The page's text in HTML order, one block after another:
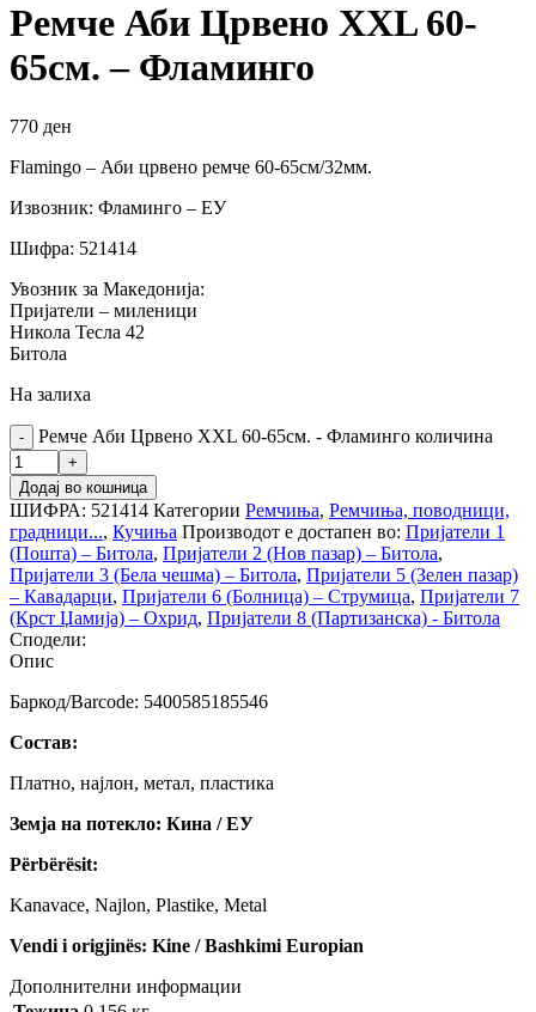
Ремче Аби Црвено XXL 60-
65см. – Фламинго
770 ден
Flamingo – Аби црвено ремче 60-65см/32мм.
Извозник: Фламинго – ЕУ
Шифра: 521414
Увозник за Македонија:
Пријатели – миленици
Никола Тесла 42
Битола
На залиха
Ремче Аби Црвено XXL 60-65см. - Фламинго количина
Додај во кошница
ШИФРА: 521414 Категории Ремчиња, Ремчиња, поводници,
градници..., Кучиња Производот е достапен во: Пријатели 1
(Пошта) – Битола, Пријатели 2 (Нов пазар) – Битола,
Пријатели 3 (Бела чешма) – Битола, Пријатели 5 (Зелен пазар)
– Кавадарци, Пријатели 6 (Болница) – Струмица, Пријатели 7
(Крст Џамија) – Охрид, Пријатели 8 (Партизанска) - Битола
Сподели:
Опис
Баркод/Barcode: 5400585185546
Состав:
Платно, најлон, метал, пластика
Земја на потекло: Кина / ЕУ
Përbërësit:
Kanavace, Najlon, Plastike, Metal
Vendi i origjinës: Kine / Bashkimi Europian
Дополнителни информации